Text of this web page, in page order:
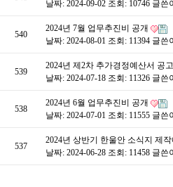
날짜: 2024-09-02 조회: 10746 글쓴
540
2024년 7월 업무추진비 공개
날짜: 2024-08-01 조회: 11394 글쓴
539
2024년 제2차 추가경정예산서 공고
날짜: 2024-07-18 조회: 11326 글쓴
538
2024년 6월 업무추진비 공개
날짜: 2024-07-01 조회: 11555 글쓴
537
2024년 상반기 한울안 소식지 제
날짜: 2024-06-28 조회: 11458 글쓴